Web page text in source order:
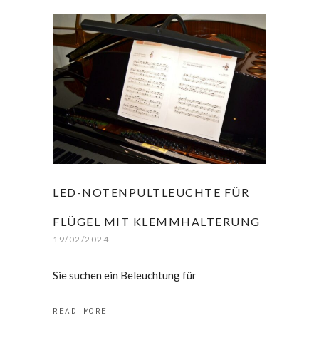
LED-NOTENPULTLEUCHTE FÜR
FLÜGEL MIT KLEMMHALTERUNG
19/02/2024
Sie suchen ein Beleuchtung für
READ MORE